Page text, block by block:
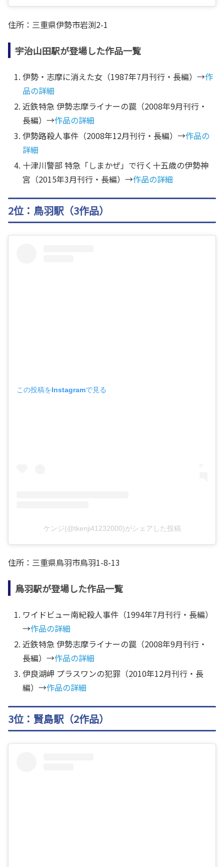
住所：三重県伊勢市岩渕2-1
宇治山田駅が登場した作品一覧
伊勢・志摩に消えた女（1987年7月刊行・長編）→作
品の詳細
近鉄特急 伊勢志摩ライナーの罠（2008年9月刊行・
長編）→作品の詳細
伊勢路殺人事件（2008年12月刊行・長編）→作品の
詳細
十津川警部 特急「しまかぜ」で行く十五歳の伊勢神
宮（2015年3月刊行・長編）→作品の詳細
2位：鳥羽駅（3作品）
この投稿をInstagramで見る
ケンジ(@tkenji41232000)がシェアした投稿
住所：三重県鳥羽市鳥羽1-8-13
鳥羽駅が登場した作品一覧
ワイドビュー南紀殺人事件（1994年7月刊行・長編）
→作品の詳細
近鉄特急 伊勢志摩ライナーの罠（2008年9月刊行・
長編）→作品の詳細
伊良湖岬 プラスワンの犯罪（2010年12月刊行・長
編）→作品の詳細
3位：賢島駅（2作品）